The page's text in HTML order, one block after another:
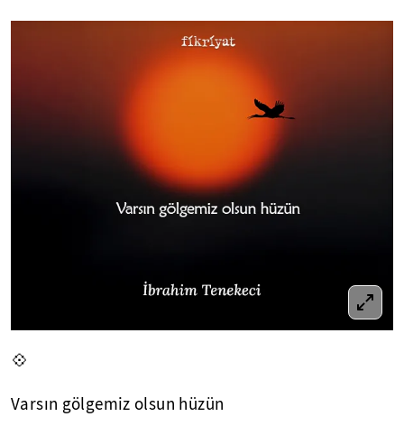
💠
Varsın gölgemiz olsun hüzün